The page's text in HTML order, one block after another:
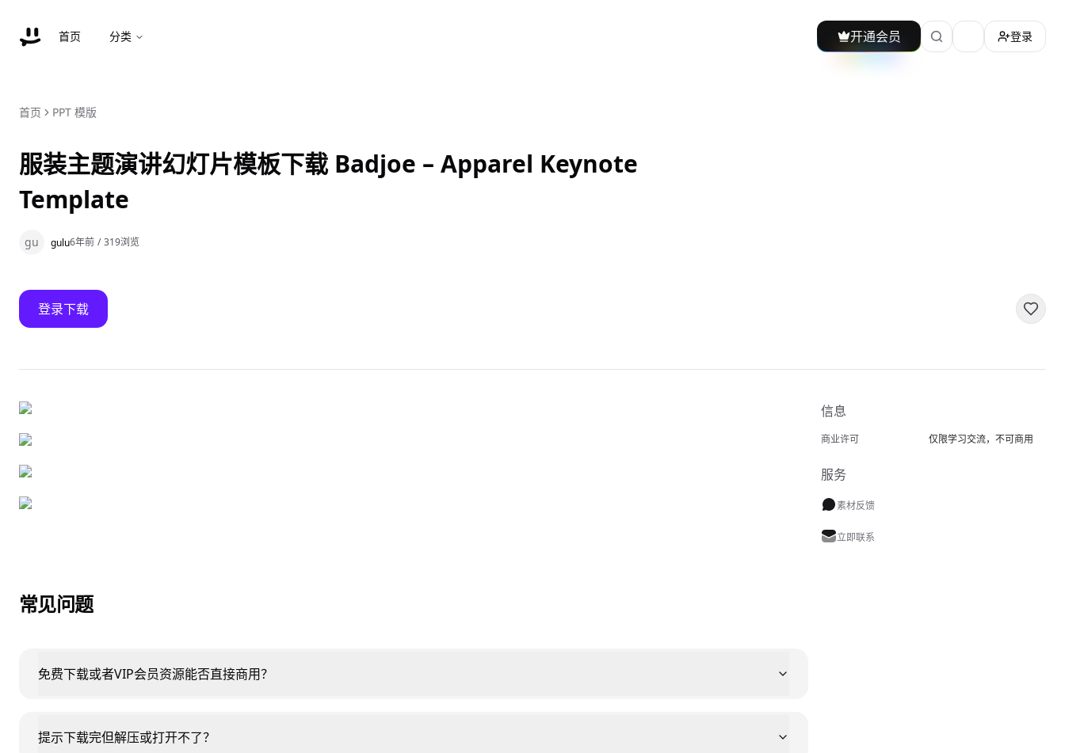
首页 分类 开通会员 加载主题切换
登录
首页 PPT 模版
服装主题演讲幻灯片模板下载 Badjoe – Apparel Keynote
Template
gu gulu6年前 / 319浏览
登录下载
常见问题
免费下载或者VIP会员资源能否直接商用？
提示下载完但解压或打开不了？
信息
商业许可 仅限学习交流，不可商用
服务
素材反馈
立即联系